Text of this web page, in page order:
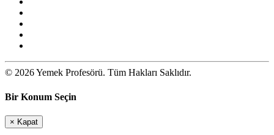
© 2026 Yemek Profesörü. Tüm Hakları Saklıdır.
Bir Konum Seçin
× Kapat